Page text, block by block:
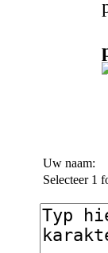
Uw naam:
Selecteer 1